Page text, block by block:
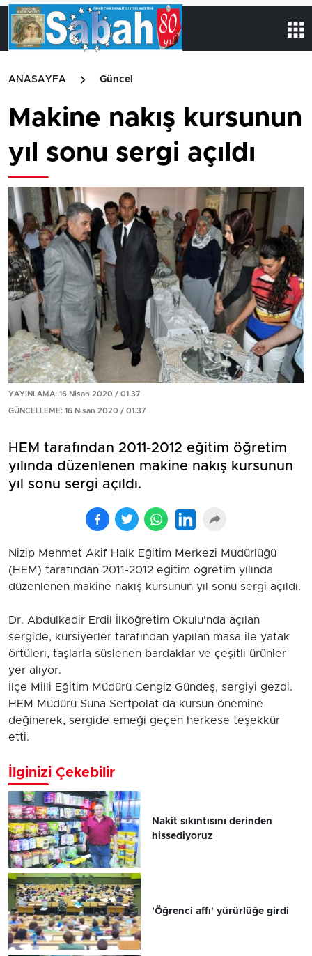
ANASAYFA Güncel
Makine nakış kursunun
yıl sonu sergi açıldı
YAYINLAMA: 16 Nisan 2020 / 01.37
GÜNCELLEME: 16 Nisan 2020 / 01.37
HEM tarafından 2011-2012 eğitim öğretim
yılında düzenlenen makine nakış kursunun
yıl sonu sergi açıldı.
Nizip Mehmet Akif Halk Eğitim Merkezi Müdürlüğü
(HEM) tarafından 2011-2012 eğitim öğretim yılında
düzenlenen makine nakış kursunun yıl sonu sergi açıldı.
Dr. Abdulkadir Erdil İlköğretim Okulu'nda açılan
sergide, kursiyerler tarafından yapılan masa ile yatak
örtüleri, taşlarla süslenen bardaklar ve çeşitli ürünler
yer alıyor.
İlçe Milli Eğitim Müdürü Cengiz Gündeş, sergiyi gezdi.
HEM Müdürü Suna Sertpolat da kursun önemine
değinerek, sergide emeği geçen herkese teşekkür
etti.
İlginizi Çekebilir
Nakit sıkıntısını derinden
hissediyoruz
'Öğrenci affı' yürürlüğe girdi